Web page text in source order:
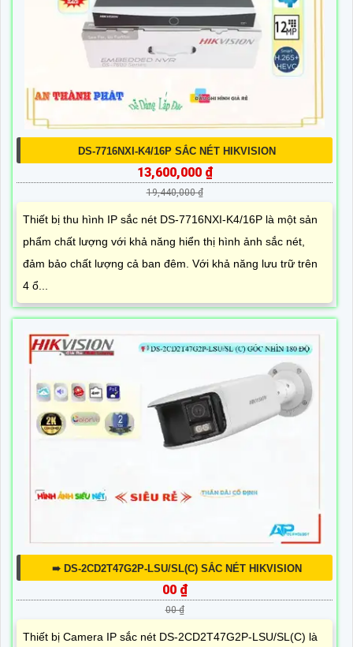
DS-7716NXI-K4/16P SẮC NÉT HIKVISION
13,600,000 ₫
19,440,000 ₫
Thiết bị thu hình IP sắc nét DS-7716NXI-K4/16P là một sản
phẩm chất lượng với khả năng hiển thị hình ảnh sắc nét,
đảm bảo chất lượng cả ban đêm. Với khả năng lưu trữ trên
4 ổ...
➠ DS-2CD2T47G2P-LSU/SL(C) SẮC NÉT HIKVISION
00 ₫
00 ₫
Thiết bị Camera IP sắc nét DS-2CD2T47G2P-LSU/SL(C) là